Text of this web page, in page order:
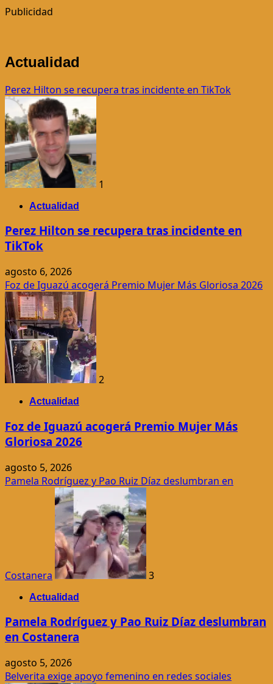
Publicidad
Actualidad
Perez Hilton se recupera tras incidente en TikTok
1
Actualidad
Perez Hilton se recupera tras incidente en
TikTok
agosto 6, 2026
Foz de Iguazú acogerá Premio Mujer Más Gloriosa 2026
2
Actualidad
Foz de Iguazú acogerá Premio Mujer Más
Gloriosa 2026
agosto 5, 2026
Pamela Rodríguez y Pao Ruiz Díaz deslumbran en
Costanera 3
Actualidad
Pamela Rodríguez y Pao Ruiz Díaz deslumbran
en Costanera
agosto 5, 2026
Belverita exige apoyo femenino en redes sociales